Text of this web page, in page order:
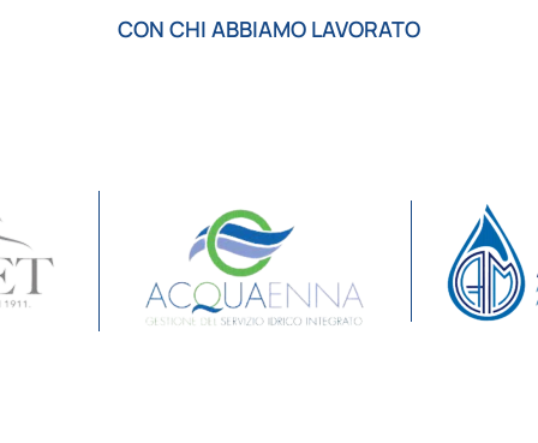
CON CHI ABBIAMO LAVORATO